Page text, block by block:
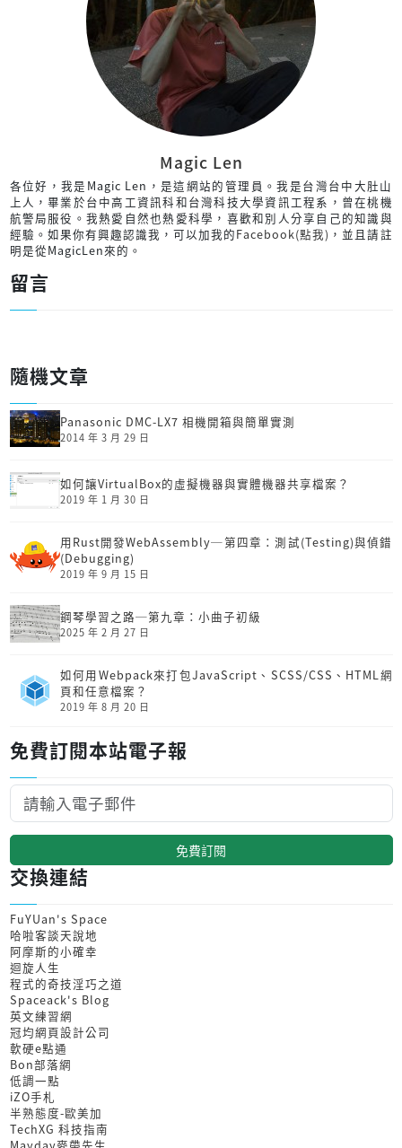
Magic Len
各位好，我是Magic Len，是這網站的管理員。我是台灣台中大肚山
上人，畢業於台中高工資訊科和台灣科技大學資訊工程系，曾在桃機
航警局服役。我熱愛自然也熱愛科學，喜歡和別人分享自己的知識與
經驗。如果你有興趣認識我，可以加我的Facebook(點我) ，並且請註
明是從MagicLen來的。
留言
隨機文章
Panasonic DMC-LX7 相機開箱與簡單實測
2014 年 3 月 29 日
如何讓VirtualBox的虛擬機器與實體機器共享檔案？
2019 年 1 月 30 日
用Rust開發Web­Assembly─第四章：測試(Testing)與偵錯
(Debugging)
2019 年 9 月 15 日
鋼琴學習之路─第九章：小曲子初級
2025 年 2 月 27 日
如何用Webpack來打包JavaScript、SCSS/CSS、HTML網
頁和任意檔案？
2019 年 8 月 20 日
免費訂閱本站電子報
免費訂閱
交換連結
FuYUan's Space
哈啦客談天說地
阿摩斯的小確幸
迴旋人生
程式的奇技淫巧之道
Spaceack's Blog
英文練習網
冠均網頁設計公司
軟硬e點通
Bon部落網
低調一點
iZO手札
半熟態度-歐美加
TechXG 科技指南